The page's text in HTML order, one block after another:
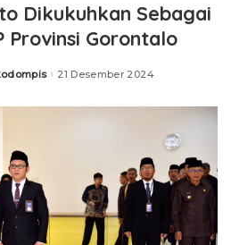
Dikukuhkan Sebagai
Provinsi Gorontalo
21 Desember 2024